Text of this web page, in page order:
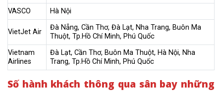
VASCO Hà Nội
VietJet Air
Đà Nẵng, Cần Thơ, Đà Lạt, Nha Trang, Buôn Ma
Thuột, Tp.Hồ Chí Minh, Phú Quốc
Vietnam
Airlines
Đà Lạt, Cần Thơ, Buôn Ma Thuột, Hà Nội, Nha
Trang, Tp.Hồ Chí Minh, Phú Quốc
Số hành khách thông qua sân bay những